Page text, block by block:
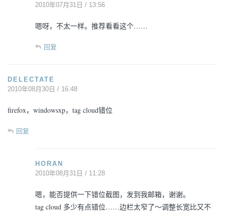
2010年07月31日 / 13:56
嗯呀，不太一样。推荐看看这个……
回复
DELECTATE
2010年08月30日 / 16:48
firefox，windowsxp，tag cloud错位
回复
HORAN
2010年08月31日 / 11:28
嗯，能否提供一下错位截图，发到我邮箱，谢谢。
tag cloud 多少有点错位……边栏太窄了～调整长宽比又不